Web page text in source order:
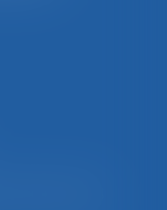
VOSGES